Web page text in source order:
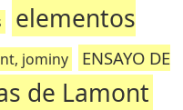
elementos
jominy
ENSAYO DE
de Lamont